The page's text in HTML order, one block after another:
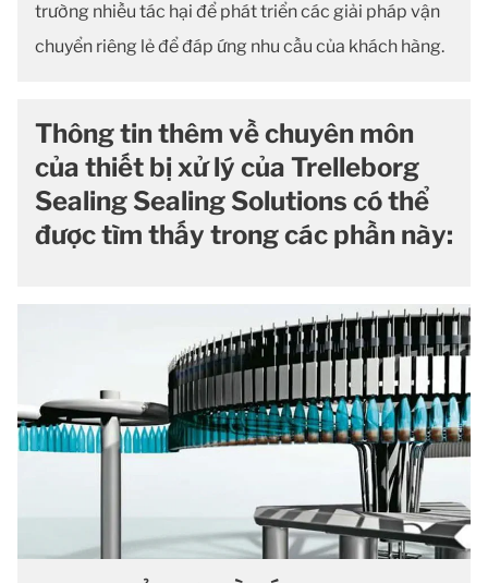
trường nhiều tác hại để phát triển các giải pháp vận
chuyển riêng lẻ để đáp ứng nhu cầu của khách hàng.
Thông tin thêm về chuyên môn
của thiết bị xử lý của Trelleborg
Sealing Sealing Solutions có thể
được tìm thấy trong các phần này: